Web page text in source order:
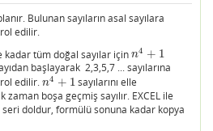
Bulunan sayıların asal sayılara
edilir.
kadar tüm doğal sayılar için n4 + 1
n4 +1
başlayarak 2,3,5,7 ... sayılarına
edilir. n4 + 1
n4 +1
sayılarını elle
boşa geçmiş sayılır. EXCEL ile
seri doldur, formülü sonuna kadar kopya